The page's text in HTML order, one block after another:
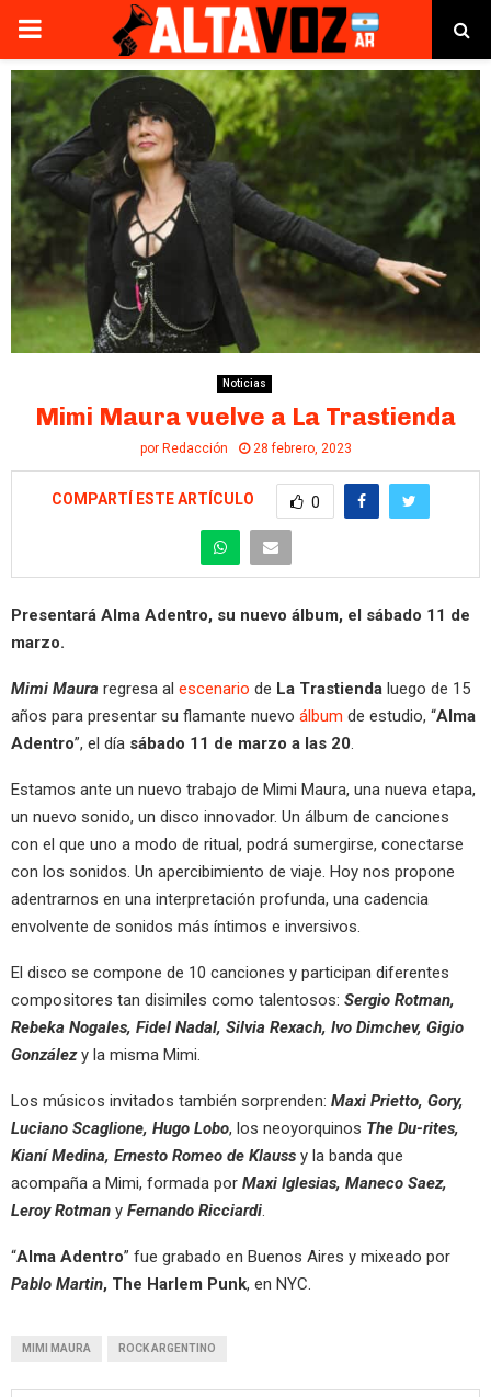
PRIMARY
MENU
Noticias
Mimi Maura vuelve a La Trastienda
por Redacción 28 febrero, 2023
COMPARTÍ ESTE ARTÍCULO 0
Presentará Alma Adentro, su nuevo álbum, el sábado 11 de
marzo.
Mimi Maura regresa al escenario de La Trastienda luego de 15
años para presentar su flamante nuevo álbum de estudio, “Alma
Adentro”, el día sábado 11 de marzo a las 20.
Estamos ante un nuevo trabajo de Mimi Maura, una nueva etapa,
un nuevo sonido, un disco innovador. Un álbum de canciones
con el que uno a modo de ritual, podrá sumergirse, conectarse
con los sonidos. Un apercibimiento de viaje. Hoy nos propone
adentrarnos en una interpretación profunda, una cadencia
envolvente de sonidos más íntimos e inversivos.
El disco se compone de 10 canciones y participan diferentes
compositores tan disimiles como talentosos: Sergio Rotman,
Rebeka Nogales, Fidel Nadal, Silvia Rexach, Ivo Dimchev, Gigio
Gonzálezy la misma Mimi.
Los músicos invitados también sorprenden: Maxi Prietto, Gory,
Luciano Scaglione, Hugo Lobo, los neoyorquinos The Du-rites,
Kianí Medina, Ernesto Romeo de Klauss y la banda que
acompaña a Mimi, formada por Maxi Iglesias, Maneco Saez,
Leroy Rotman y Fernando Ricciardi.
“Alma Adentro” fue grabado en Buenos Aires y mixeado por
Pablo Martin, The Harlem Punk, en NYC.
MIMI MAURA ROCK ARGENTINO